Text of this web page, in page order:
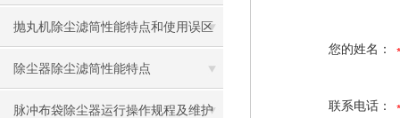
抛丸机除尘滤筒性能特点和使用误区
除尘器除尘滤筒性能特点
脉冲布袋除尘器运行操作规程及维护
您的姓名：
联系电话：